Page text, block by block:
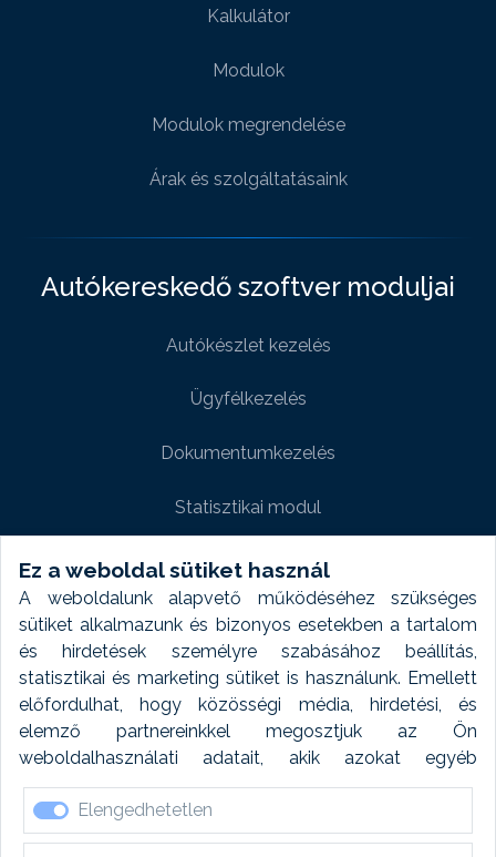
Ez a weboldal sütiket használ
A weboldalunk alapvető működéséhez szükséges
sütiket alkalmazunk és bizonyos esetekben a tartalom
és hirdetések személyre szabásához beállítás,
statisztikai és marketing sütiket is használunk. Emellett
előfordulhat, hogy közösségi média, hirdetési, és
elemző partnereinkkel megosztjuk az Ön
weboldalhasználati adatait, akik azokat egyéb
forrásokból gyűjtött adatokkal kombinálhatják. A sütik
elfogadásával kapcsolatosan naplózást végzünk és
ezen adatokat 6 hónap után automatikusan töröljük. A
Elengedhetetlen
Kalkulátor
Modulok
Modulok megrendelése
Árak és szolgáltatásaink
Autókereskedő szoftver moduljai
Autókészlet kezelés
Ügyfélkezelés
Dokumentumkezelés
Statisztikai modul
Weboldal modul
Fényképtár extra modul
Autómosó modul
Feladatütemezés